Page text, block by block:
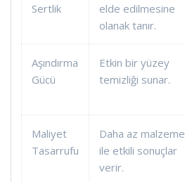
Sertlik
elde edilmesine
olanak tanır.
Aşındırma
Gücü
Etkin bir yüzey
temizliği sunar.
Maliyet
Tasarrufu
Daha az malzeme
ile etkili sonuçlar
verir.